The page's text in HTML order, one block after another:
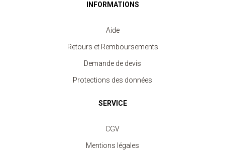
INFORMATIONS
Aide
Retours et Remboursements
Demande de devis
Protections des données
SERVICE
CGV
Mentions légales